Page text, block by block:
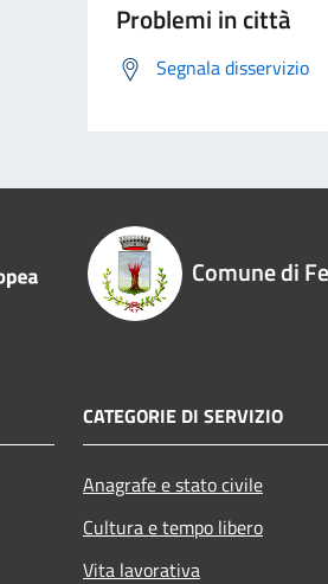
Problemi in città
Segnala disservizio
Comune di
CATEGORIE DI SERVIZIO
Anagrafe e stato civile
Cultura e tempo libero
Vita lavorativa